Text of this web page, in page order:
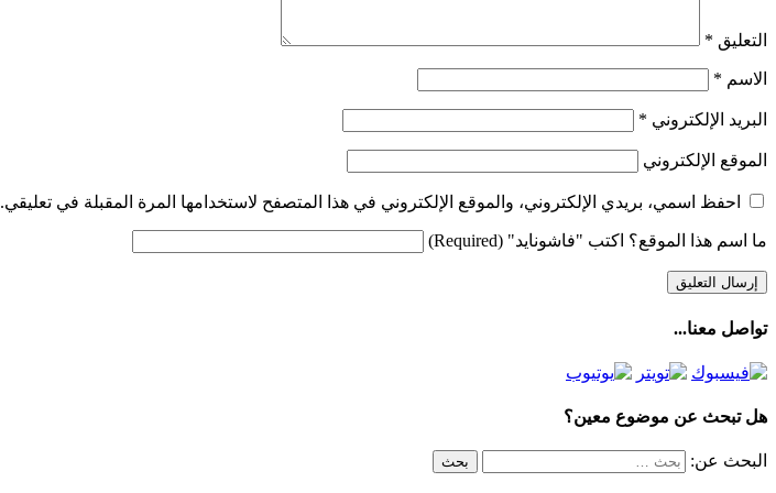
التعليق *
الاسم *
البريد الإلكتروني *
الموقع الإلكتروني
احفظ اسمي، بريدي الإلكتروني، والموقع الإلكتروني في هذا المتصفح لاستخدامها المرة المقبلة في تعليقي.
ما اسم هذا الموقع؟ اكتب "فاشونايد" (Required)
تواصل معنا...
هل تبحث عن موضوع معين؟
البحث عن: